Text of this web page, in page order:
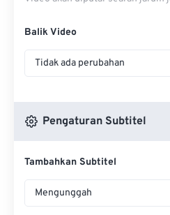
Balik Video
Tidak ada perubahan
Pengaturan Subtitel
Tambahkan Subtitel
Mengunggah